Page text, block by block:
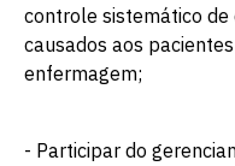
controle sistemático de
causados aos
enfermagem;
- Participar do